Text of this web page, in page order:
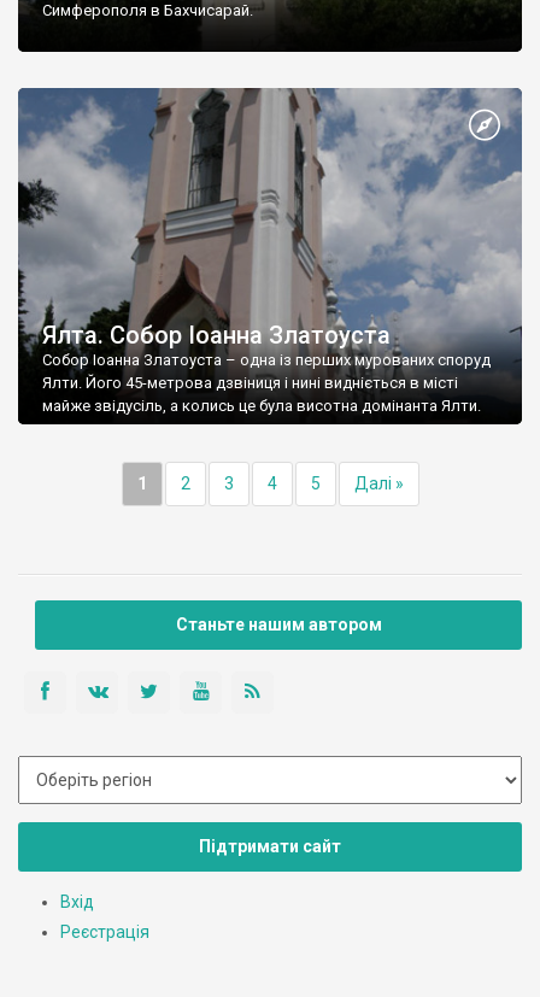
Симферополя в Бахчисарай.
Ялта. Собор Іоанна Златоуста
Собор Іоанна Златоуста – одна із перших мурованих споруд
Ялти. Його 45-метрова дзвіниця і нині видніється в місті
майже звідусіль, а колись це була висотна домінанта Ялти.
1 2 3 4 5 Далі »
Станьте нашим автором
Підтримати сайт
Вхід
Реєстрація